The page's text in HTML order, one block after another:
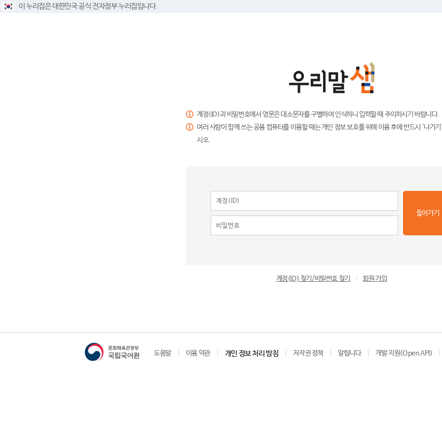
이 누리집은 대한민국 공식 전자정부 누리집입니다.
계정(ID)과 비밀번호에서 영문은 대소문자를 구별하여 인식하니 입력할 때 주의하시기 바랍니다.
여러 사람이 함께 쓰는 공용 컴퓨터를 이용할 때는 개인 정보 보호를 위해 이용 후에 반드시 '나가
시오.
들어가기
계정(ID) 찾기/비밀번호 찾기 회원 가입
도움말 이용 약관 개인 정보 처리 방침 저작권 정책 알립니다 개발 지원(Open API)